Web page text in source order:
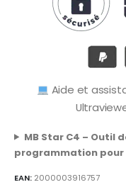
Aide et
MB Star C4 – Outil
programmation pour
EAN: 2000003916757